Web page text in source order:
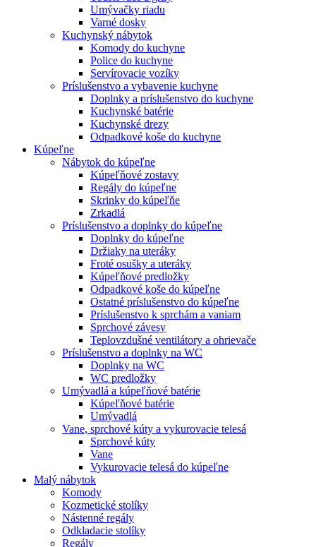
Umývačky riadu
Varné dosky
Kuchynský nábytok
Komody do kuchyne
Police do kuchyne
Servírovacie vozíky
Príslušenstvo a vybavenie kuchyne
Doplnky a príslušenstvo do kuchyne
Kuchynské batérie
Kuchynské drezy
Odpadkové koše do kuchyne
Kúpeľne
Nábytok do kúpeľne
Kúpeľňové zostavy
Regály do kúpeľne
Skrinky do kúpeľňe
Zrkadlá
Príslušenstvo a doplnky do kúpeľne
Doplnky do kúpeľne
Držiaky na uteráky
Froté osušky a uteráky
Kúpeľňové predložky
Odpadkové koše do kúpeľne
Ostatné príslušenstvo do kúpeľne
Príslušenstvo k sprchám a vaniam
Sprchové závesy
Teplovzdušné ventilátory a ohrievače
Príslušenstvo a doplnky na WC
Doplnky na WC
WC predložky
Umývadlá a kúpeľňové batérie
Kúpeľňové batérie
Umývadlá
Vane, sprchové kúty a vykurovacie telesá
Sprchové kúty
Vane
Vykurovacie telesá do kúpeľne
Malý nábytok
Komody
Kozmetické stolíky
Nástenné regály
Odkladacie stolíky
Regály